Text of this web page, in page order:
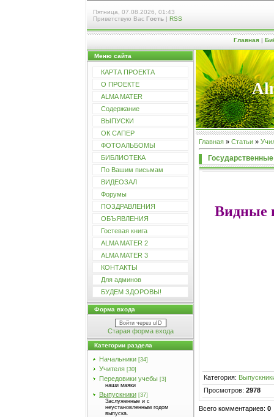
Пятница, 07.08.2026, 01:43
Приветствую Вас Гость | RSS
Главная|
Меню сайта
КАРТА ПРОЕКТА
О ПРОЕКТЕ
ALMA MATER
Содержание
ВЫПУСКИ
ОК САПЕР
ФОТОАЛЬБОМЫ
БИБЛИОТЕКА
По Вашим письмам
ВИДЕОЗАЛ
Форумы
ПОЗДРАВЛЕНИЯ
ОБЪЯВЛЕНИЯ
Гостевая книга
ALMA MATER 2
ALMA MATER 3
КОНТАКТЫ
Для админов
БУДЕМ ЗДОРОВЫ!
Форма входа
Войти через uID
Старая форма входа
Категории раздела
Начальники [34]
Учителя [30]
Передовики учебы [3]
наши маяки
Выпускники [37]
Заслуженные и с
неустановленным годом
выпуска.
Главная » Статьи »
Видные
Категория:
Просмотров: 2978
Всего комментариев: 0